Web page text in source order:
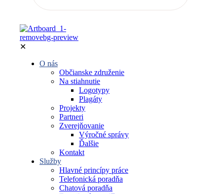
✕
O nás
Občianske združenie
Na stiahnutie
Logotypy
Plagáty
Projekty
Partneri
Zverejňovanie
Výročné správy
Ďalšie
Kontakt
Služby
Hlavné princípy práce
Telefonická poradňa
Chatová poradňa